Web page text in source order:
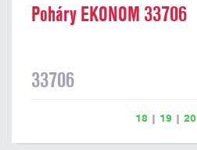
Poháry EKONOM 33706
33706
18 | 19 | 20